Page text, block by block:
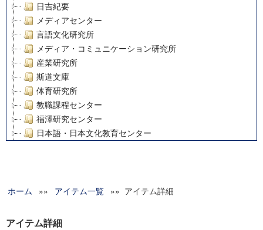
日吉紀要
メディアセンター
言語文化研究所
メディア・コミュニケーション研究所
産業研究所
斯道文庫
体育研究所
教職課程センター
福澤研究センター
日本語・日本文化教育センター
グローバルリサーチインスティテュート
科学研究費補助金研究成果報告書
ホーム »» アイテム一覧 »» アイテム詳細
アイテム詳細